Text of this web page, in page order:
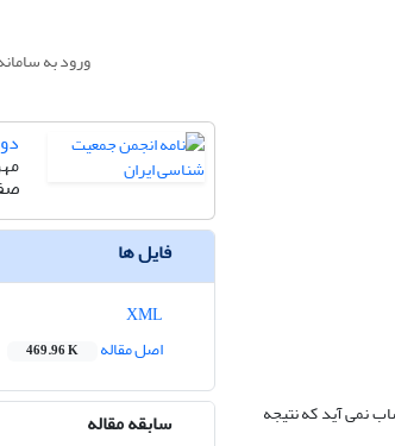
ورود به
نمی آید که نتیجه
دوره
مهر
فایل ها
اصل مقاله
469.96 K
سابقه مقاله